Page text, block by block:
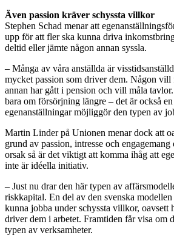
Även passion kräver schyssta villkor
Stephen Schad menar att
upp för att fler ska kunna driva
deltid eller jämte någon annan syssla.
– Många av våra anställda är
mycket passion som driver dem. Någon vill
annan har gått i pension och vill måla
bara om försörjning längre – det är också
egenanställningar möjliggör den typen av
Martin Linder på Unionen menar dock att
grund av passion, intresse och
orsak så är det viktigt att komma ihåg att
inte är idéella initiativ.
– Just nu drar den här typen av
riskkapital. En del av den svenska
kunna jobba under schyssta villkor, oavsett
driver dem i arbetet. Framtiden får visa om
typen av verksamheter.